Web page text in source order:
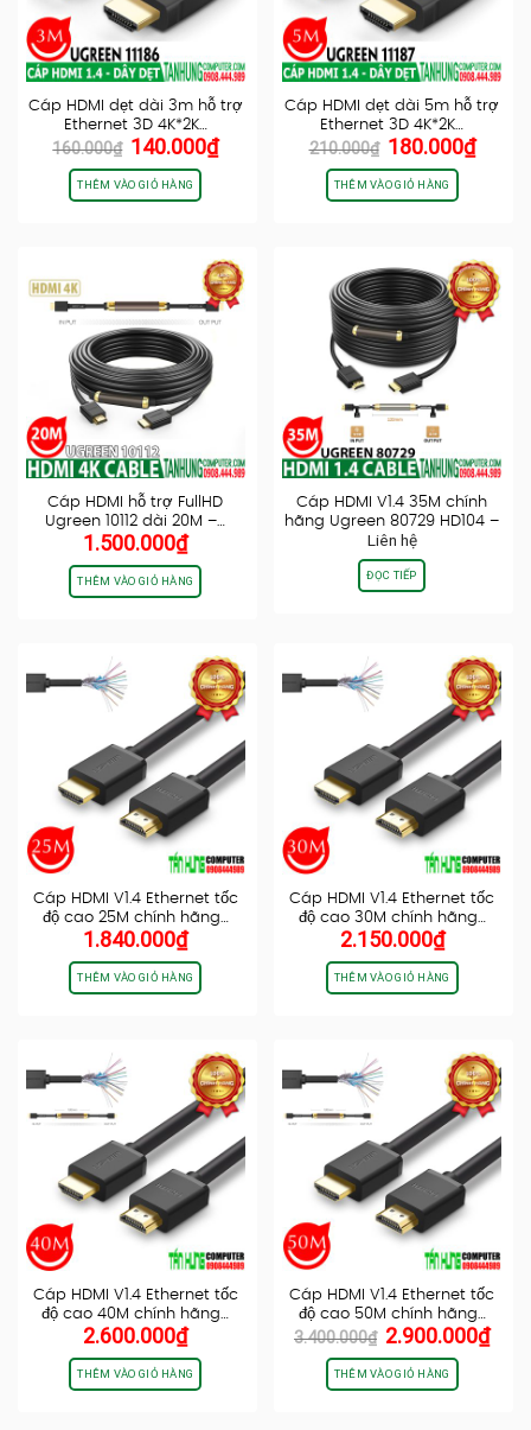
Cáp HDMI dẹt dài 3m hỗ trợ
Ethernet 3D 4K*2K…
160.000₫ Giá
gốc
là:
160.000₫.
140.000₫Giá
hiện
THÊM VÀO GIỎ HÀNG
Cáp HDMI dẹt dài 5m hỗ trợ
Ethernet 3D 4K*2K…
210.000₫ Giá
gốc
là:
210.000₫.
180.000₫Giá
hiện
THÊM VÀO GIỎ HÀNG
Cáp HDMI hỗ trợ FullHD
Ugreen 10112 dài 20M –…
1.500.000₫
THÊM VÀO GIỎ HÀNG
Cáp HDMI V1.4 35M chính
hãng Ugreen 80729 HD104 –
…
Liên hệ
ĐỌC TIẾP
Cáp HDMI V1.4 Ethernet tốc
độ cao 25M chính hãng…
1.840.000₫
THÊM VÀO GIỎ HÀNG
Cáp HDMI V1.4 Ethernet tốc
độ cao 30M chính hãng…
2.150.000₫
THÊM VÀO GIỎ HÀNG
Cáp HDMI V1.4 Ethernet tốc
độ cao 40M chính hãng…
2.600.000₫
THÊM VÀO GIỎ HÀNG
Cáp HDMI V1.4 Ethernet tốc
độ cao 50M chính hãng…
3.400.000₫ Giá
gốc
là:
3.400.000₫.
2.900.000₫Giá
hiện
THÊM VÀO GIỎ HÀNG